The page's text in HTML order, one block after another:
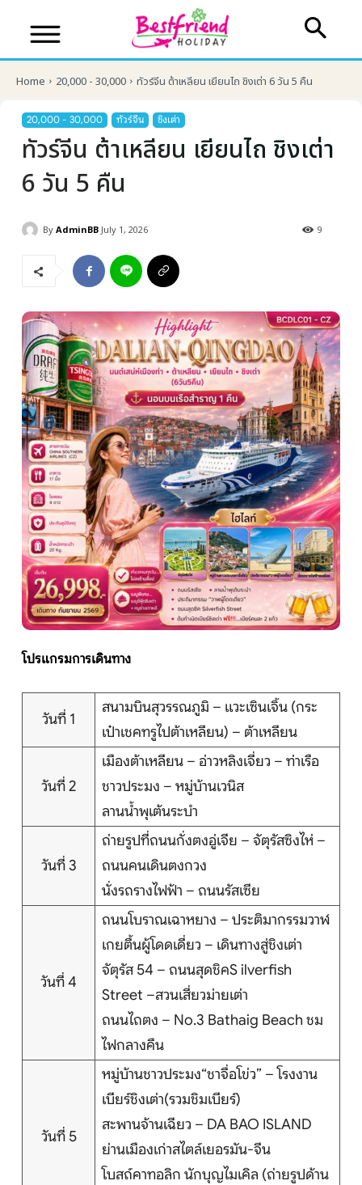
เส้นทางที่ต้องการ
หน้าแรก
ทัวร์ต่างประเทศ
จัดกรุ๊ปต่างประเทศ
โปรไฟไหม้
ทัวร์ในประเทศ
จัดกรุ๊ปในประเทศ
เรือเจ้าพระยา
ติดต่อเรา
Home 20,000 - 30,000 ทัวร์จีน ต้าเหลียน เยียนไถ ชิงเต่า 6 วัน 5 คืน
20,000 - 30,000 ทัวร์จีน ชิงเต่า
ทัวร์จีน ต้าเหลียน เยียนไถ ชิงเต่า
6 วัน 5 คืน
By AdminBB July 1, 2026 9
โปรแกรมการเดินทาง
วันที่ 1
สนามบินสุวรรณภูมิ – แวะเซินเจิ้น (กระ
เป๋าเชคทรูไปต้าเหลียน) – ต้าเหลียน
วันที่ 2
เมืองต้าเหลียน – อ่าวหลิงเจี่ยว – ท่าเรือ
ชาวประมง – หมู่บ้านเวนิส
ลานน้ำพุเต้นระบำ
วันที่ 3
ถ่ายรูปที่ถนนกั่งตงอู่เจีย – จัตุรัสซิงไห่ –
ถนนคนเดินตงกวง
นั่งรถรางไฟฟ้า – ถนนรัสเซีย
วันที่ 4
ถนนโบราณเฉาหยาง – ประติมากรรมวาฬ
เกยตื้นผู้โดดเดี่ยว – เดินทางสู่ชิงเต่า
จัตุรัส 54 – ถนนสุดชิคS ilverfish
Street –สวนเสี่ยวม่ายเต่า
ถนนไถตง – No.3 Bathaig Beach ชม
ไฟกลางคืน
วันที่ 5
หมู่บ้านชาวประมง“ชาจื่อโข่ว” – โรงงาน
เบียร์ชิงเต่า(รวมชิมเบียร์)
สะพานจ้านเฉียว – DA BAO ISLAND
ย่านเมืองเก่าสไตล์เยอรมัน-จีน
โบสถ์คาทอลิก นักบุญไมเคิล (ถ่ายรูปด้าน